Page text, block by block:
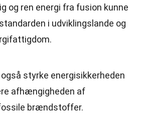
og ren energi fra fusion kunne
i udviklingslande og
styrke energisikkerheden
afhængigheden af
brændstoffer.